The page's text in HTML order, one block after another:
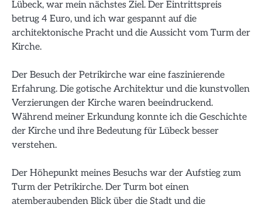
Lübeck, war mein nächstes Ziel. Der Eintrittspreis
betrug 4 Euro, und ich war gespannt auf die
architektonische Pracht und die Aussicht vom Turm der
Kirche.
Der Besuch der Petrikirche war eine faszinierende
Erfahrung. Die gotische Architektur und die kunstvollen
Verzierungen der Kirche waren beeindruckend.
Während meiner Erkundung konnte ich die Geschichte
der Kirche und ihre Bedeutung für Lübeck besser
verstehen.
Der Höhepunkt meines Besuchs war der Aufstieg zum
Turm der Petrikirche. Der Turm bot einen
atemberaubenden Blick über die Stadt und die